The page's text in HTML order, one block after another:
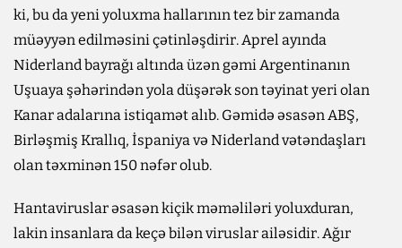
ki, bu da yeni yoluxma hallarının tez bir zamanda
müəyyən edilməsini çətinləşdirir. Aprel ayında
Niderland bayrağı altında üzən gəmi Argentinanın
Uşuaya şəhərindən yola düşərək son təyinat yeri olan
Kanar adalarına istiqamət alıb. Gəmidə əsasən ABŞ,
Birləşmiş Krallıq, İspaniya və Niderland vətəndaşları
olan təxminən 150 nəfər olub.
Hantaviruslar əsasən kiçik məməliləri yoluxduran,
lakin insanlara da keçə bilən viruslar ailəsidir. Ağır